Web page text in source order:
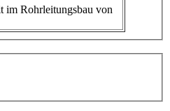
im Rohrleitungsbau von